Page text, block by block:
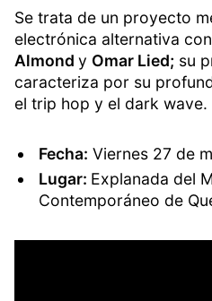
Se trata de un proyecto
electrónica alternativa
Almond y Omar Lied; su
caracteriza por su
el trip hop y el dark wave.
Fecha: Viernes 27 de
Lugar: Explanada del
Contemporáneo de